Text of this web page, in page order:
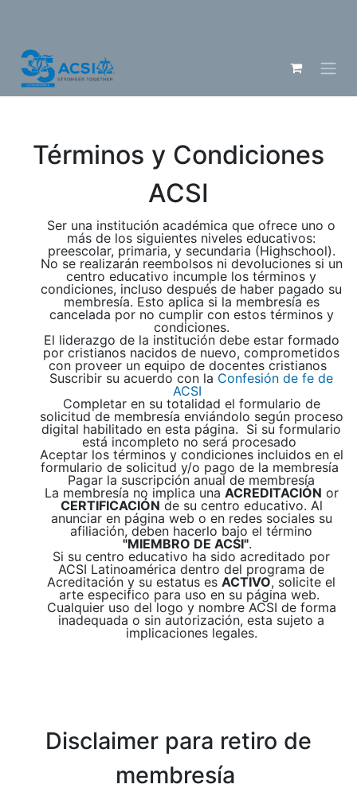
Términos y Condiciones
ACSI
Ser una institución académica que ofrece uno o
más de los siguientes niveles educativos:
preescolar, primaria, y secundaria (Highschool).
No se realizarán reembolsos ni devoluciones si un
centro educativo incumple los términos y
condiciones, incluso después de haber pagado su
membresía. Esto aplica si la membresía es
cancelada por no cumplir con estos términos y
condiciones.
El liderazgo de la institución debe estar formado
por cristianos nacidos de nuevo, comprometidos
con proveer un equipo de docentes cristianos
Suscribir su acuerdo con la Confesión de fe de
ACSI
Completar en su totalidad el formulario de
solicitud de membresía enviándolo según proceso
digital habilitado en esta página. Si su formulario
está incompleto no será procesado
Aceptar los términos y condiciones incluidos en el
formulario de solicitud y/o pago de la membresía
Pagar la suscripción anual de membresía
La membresía no implica una ACREDITACIÓN or
CERTIFICACIÓN de su centro educativo. Al
anunciar en página web o en redes sociales su
afiliación, deben hacerlo bajo el término
"MIEMBRO DE ACSI".
Si su centro educativo ha sido acreditado por
ACSI Latinoamérica dentro del programa de
Acreditación y su estatus es ACTIVO, solicite el
arte especifico para uso en su página web.
Cualquier uso del logo y nombre ACSI de forma
inadequada o sin autorización, esta sujeto a
implicaciones legales.
Disclaimer para retiro de
membresía